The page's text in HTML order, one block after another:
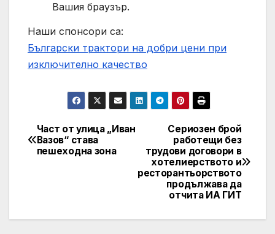
Вашия браузър.
Наши спонсори са:
Български трактори на добри цени при
изключително качество
Post
navigation
Сериозен брой
работещи без
трудови договори в
хотелиерството и
ресторантьорството
продължава да
отчита ИА ГИТ
Част от улица „Иван
Вазов“ става
пешеходна зона